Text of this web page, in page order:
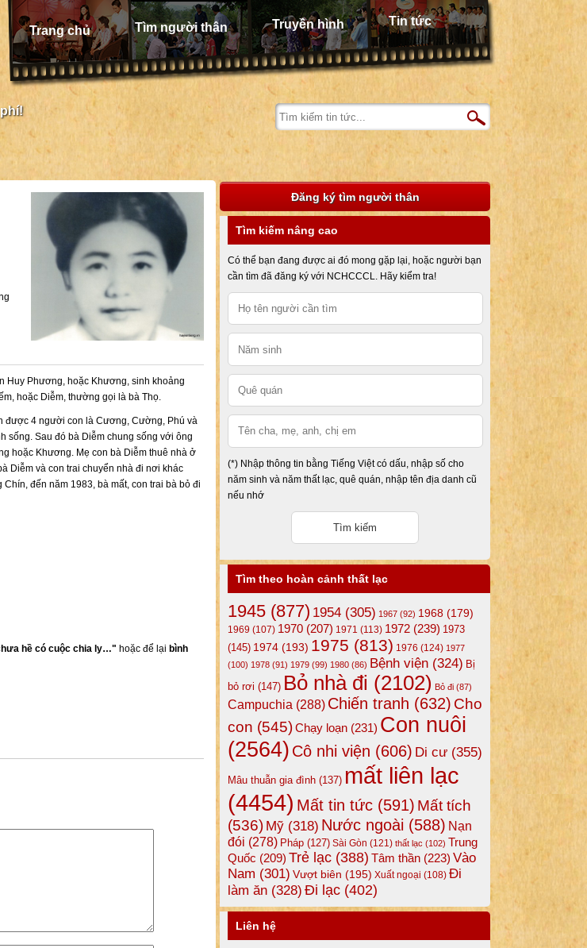
Trang chủ Tìm người thân Truyền hình Tin tức
Huy Phương, hoặc Khương, sinh khoảng
hoặc Diễm, thường gọi là bà Thọ.
được 4 người con là Cương, Cường, Phú và
sống. Sau đó bà Diễm chung sống với ông
hoặc Khương. Mẹ con bà Diễm thuê nhà ở
Diễm và con trai chuyển nhà đi nơi khác
đến năm 1983, bà mất, con trai bà bỏ đi
hề có cuộc chia ly…" hoặc để lại bình
Đăng ký tìm người thân
Tìm kiếm nâng cao
Có thể bạn đang được ai đó mong gặp lại, hoặc người bạn
cần tìm đã đăng ký với NCHCCCL. Hãy kiểm tra!
(*) Nhập thông tin bằng Tiếng Việt có dấu, nhập số cho
năm sinh và năm thất lạc, quê quán, nhập tên địa danh cũ
nếu nhớ
Tìm theo hoàn cảnh thất lạc
1945 (877) 1954 (305) 1967 (92) 1968 (179)
1969 (107) 1970 (207) 1971 (113) 1972 (239) 1973
(145) 1974 (193) 1975 (813) 1976 (124) 1977
(100) 1978 (91) 1979 (99) 1980 (86) Bệnh viện (324) Bị
bỏ rơi (147) Bỏ nhà đi (2102) Bỏ đi (87)
Campuchia (288) Chiến tranh (632) Cho
con (545)Chạy loạn (231) Con nuôi
(2564) Cô nhi viện (606) Di cư (355)
Mâu thuẫn gia đình (137) mất liên lạc
(4454) Mất tin tức (591) Mất tích
(536) Mỹ (318) Nước ngoài (588) Nạn
đói (278) Pháp (127) Sài Gòn (121) thất lạc (102) Trung
Quốc (209) Trẻ lạc (388) Tâm thần (223) Vào
Nam (301) Vượt biên (195) Xuất ngoại (108) Đi
làm ăn (328) Đi lạc (402)
Liên hệ